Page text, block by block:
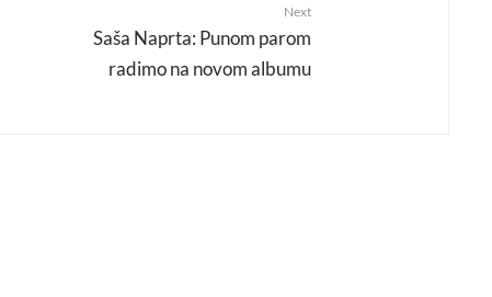
Next
Saša Naprta: Punom parom
radimo na novom albumu